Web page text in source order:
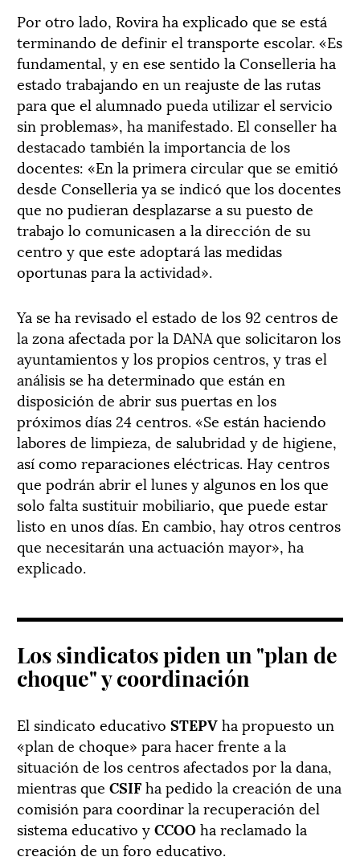
Por otro lado, Rovira ha explicado que se está
terminando de definir el transporte escolar. «Es
fundamental, y en ese sentido la Conselleria ha
estado trabajando en un reajuste de las rutas
para que el alumnado pueda utilizar el servicio
sin problemas», ha manifestado. El conseller ha
destacado también la importancia de los
docentes: «En la primera circular que se emitió
desde Conselleria ya se indicó que los docentes
que no pudieran desplazarse a su puesto de
trabajo lo comunicasen a la dirección de su
centro y que este adoptará las medidas
oportunas para la actividad».
Ya se ha revisado el estado de los 92 centros de
la zona afectada por la DANA que solicitaron los
ayuntamientos y los propios centros, y tras el
análisis se ha determinado que están en
disposición de abrir sus puertas en los
próximos días 24 centros. «Se están haciendo
labores de limpieza, de salubridad y de higiene,
así como reparaciones eléctricas. Hay centros
que podrán abrir el lunes y algunos en los que
solo falta sustituir mobiliario, que puede estar
listo en unos días. En cambio, hay otros centros
que necesitarán una actuación mayor», ha
explicado.
Los sindicatos piden un "plan de
choque" y coordinación
El sindicato educativo STEPVha propuesto un
«plan de choque» para hacer frente a la
situación de los centros afectados por la dana,
mientras que CSIFha pedido la creación de una
comisión para coordinar la recuperación del
sistema educativo yCCOOha reclamado la
creación de un foro educativo.